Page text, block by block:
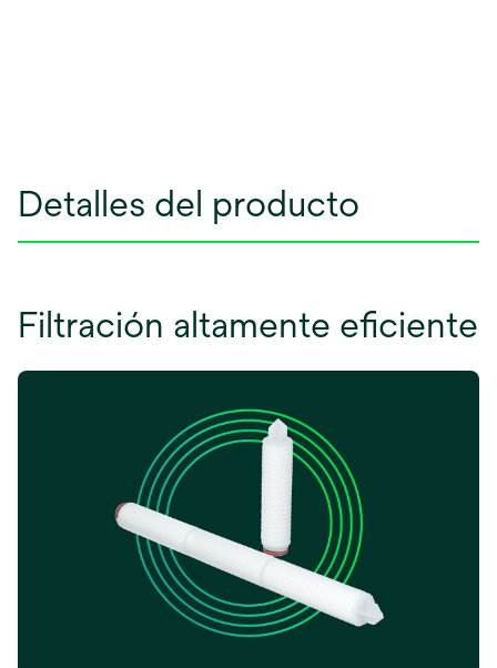
Detalles del producto
Filtración altamente eficiente